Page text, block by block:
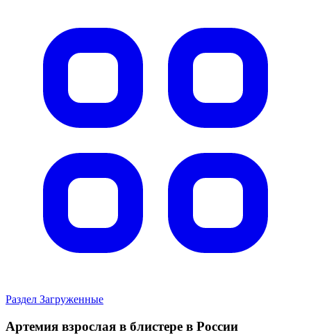
Раздел Загруженные
Артемия взрослая в блистере в России